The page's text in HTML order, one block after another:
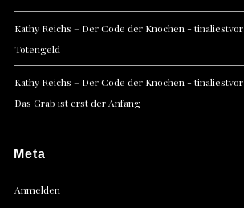
Kathy Reichs – Der Code der Knochen - tinaliestvor
Totengeld
Kathy Reichs – Der Code der Knochen - tinaliestvor
Das Grab ist erst der Anfang
Meta
Anmelden